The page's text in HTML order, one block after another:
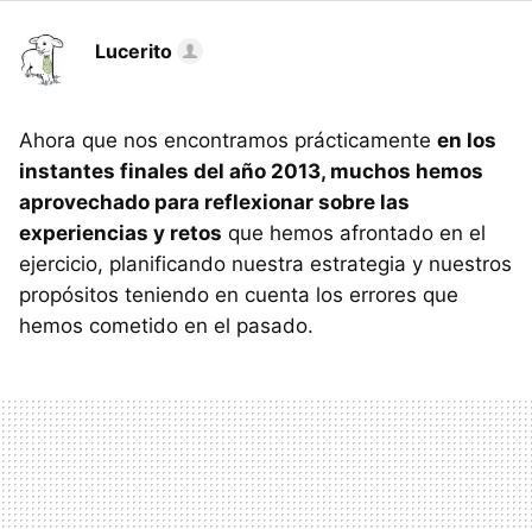
Lucerito
Ahora que nos encontramos prácticamente en los
instantes finales del año 2013, muchos hemos
aprovechado para reflexionar sobre las
experiencias y retos que hemos afrontado en el
ejercicio, planificando nuestra estrategia y nuestros
propósitos teniendo en cuenta los errores que
hemos cometido en el pasado.